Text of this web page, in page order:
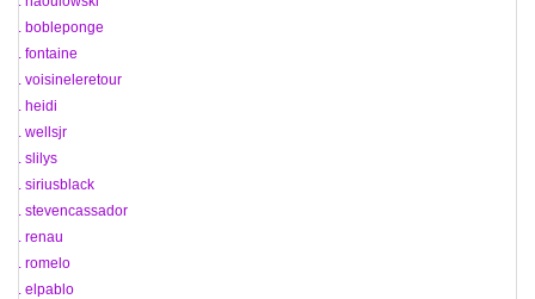
80. bobleponge
81. fontaine
82. voisineleretour
83. heidi
84. wellsjr
85. slilys
86. siriusblack
87. stevencassador
88. renau
89. romelo
90. elpablo